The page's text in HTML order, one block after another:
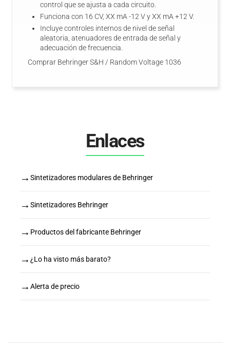
control que se ajusta a cada circuito.
Funciona con 16 CV, XX mA -12 V y XX mA +12 V.
Incluye controles internos de nivel de señal
aleatoria, atenuadores de entrada de señal y
adecuación de frecuencia.
Comprar Behringer S&H / Random Voltage 1036
Enlaces
→ Sintetizadores modulares de Behringer
→ Sintetizadores Behringer
→ Productos del fabricante Behringer
→ ¿Lo ha visto más barato?
→ Alerta de precio